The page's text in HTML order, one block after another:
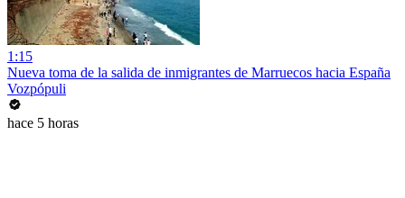
1:15
Nueva toma de la salida de inmigrantes de Marruecos hacia España
Vozpópuli
hace 5 horas